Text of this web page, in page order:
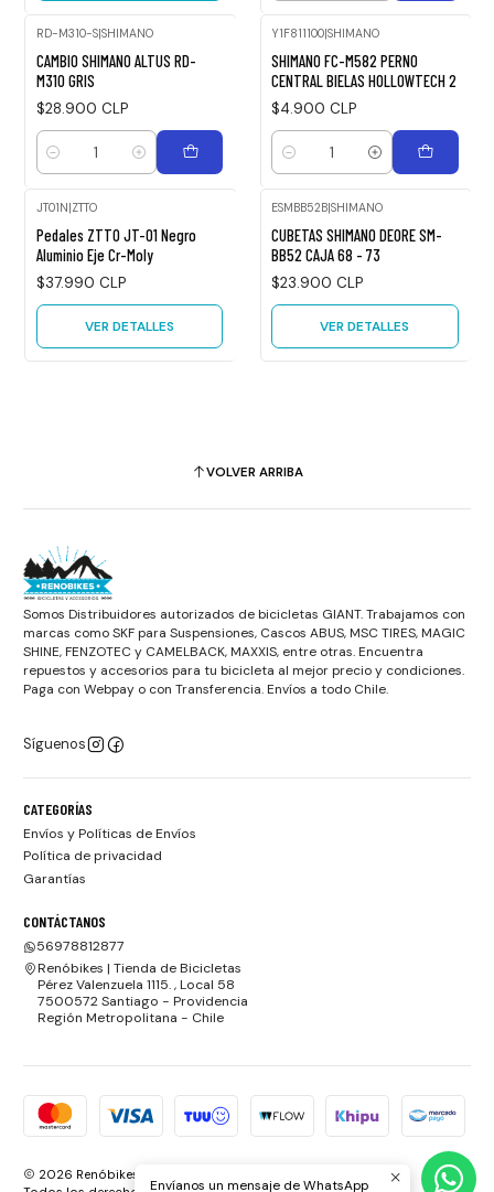
RD-M310-S| SHIMANO
CAMBIO SHIMANO ALTUS RD-
M310 GRIS
$28.900 CLP
Cantidad
Y1F811100 SHIMANO
SHIMANO FC-M582 PERNO
CENTRAL BIELAS HOLLOWTECH 2
$4.900 CLP
Cantidad
JT01N|ZTTO
Pedales ZTTO JT-01 Negro
Aluminio Eje Cr-Moly
$37.990 CLP
VER DETALLES
ESMBB52B|SHIMANO
CUBETAS SHIMANO DEORE SM-
BB52 CAJA 68 - 73
$23.900 CLP
VER DETALLES
VOLVER ARRIBA
Somos Distribuidores autorizados de bicicletas GIANT. Trabajamos con
marcas como SKF para Suspensiones, Cascos ABUS, MSC TIRES, MAGIC
SHINE, FENZOTEC y CAMELBACK, MAXXIS, entre otras. Encuentra
repuestos y accesorios para tu bicicleta al mejor precio y condiciones.
Paga con Webpay o con Transferencia. Envíos a todo Chile.
Síguenos
CATEGORÍAS
Envíos y Políticas de Envíos
Política de privacidad
Garantías
CONTÁCTANOS
56978812877
Renóbikes | Tienda de Bicicletas
Pérez Valenzuela 1115. , Local 58
7500572 Santiago - Providencia
Región Metropolitana - Chile
2026 Renóbikes | Tienda de Bicicletas.
Envíanos un mensaje de WhatsApp